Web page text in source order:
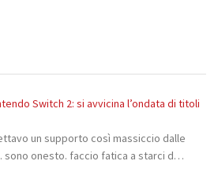
Switch 2: si avvicina l’ondata di titoli
un supporto così massiccio dalle
sono onesto. faccio fatica a starci d…